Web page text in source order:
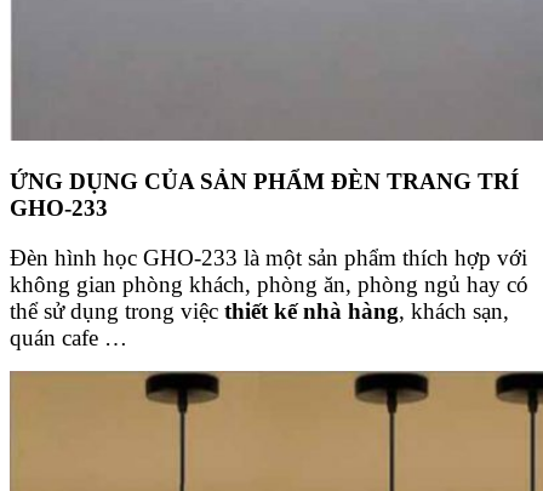
ỨNG DỤNG CỦA SẢN PHẨM ĐÈN TRANG TRÍ
GHO-233
Đèn hình học GHO-233 là một sản phẩm thích hợp với
không gian phòng khách, phòng ăn, phòng ngủ hay có
thể sử dụng trong việc thiết kế nhà hàng, khách sạn,
quán cafe …